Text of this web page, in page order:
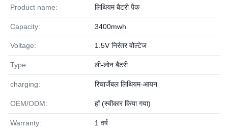
Product name: लिथियम बैटरी पैक
Capacity: 3400mwh
Voltage: 1.5V निरंतर वोल्टेज
Type: ली-लोन बैटरी
charging: रिचार्जेबल लिथियम-आयन
OEM/ODM: हाँ (स्वीकार किया गया)
Warranty: 1 वर्ष